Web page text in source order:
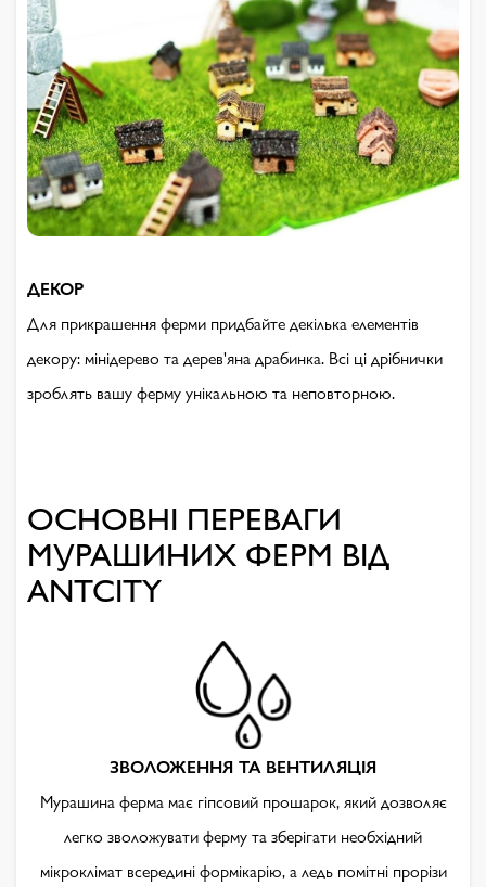
ДЕКОР
Для прикрашення ферми придбайте декілька елементів
декору: мінідерево та дерев'яна драбинка. Всі ці дрібнички
зроблять вашу ферму унікальною та неповторною.
ОСНОВНІ ПЕРЕВАГИ
МУРАШИНИХ ФЕРМ ВІД
ANTCITY
ЗВОЛОЖЕННЯ ТА ВЕНТИЛЯЦІЯ
Мурашина ферма має гіпсовий прошарок, який дозволяє
легко зволожувати ферму та зберігати необхідний
мікроклімат всередині формікарію, а ледь помітні прорізи